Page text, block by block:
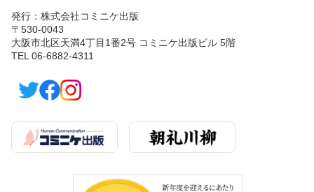
発行：株式会社コミニケ出版
〒530-0043
大阪市北区天満4丁目1番2号 コミニケ出版ビル 5階
TEL 06-6882-4311